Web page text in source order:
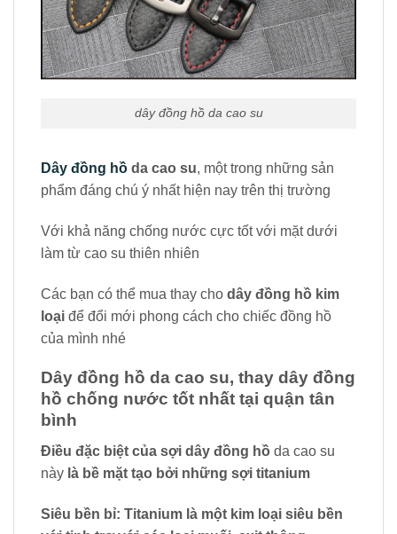
dây đồng hồ da cao su
Dây đồng hồ da cao su, một trong những sản
phẩm đáng chú ý nhất hiện nay trên thị trường
Với khả năng chống nước cực tốt với mặt dưới
làm từ cao su thiên nhiên
Các bạn có thể mua thay cho dây đồng hồ kim
loại để đổi mới phong cách cho chiếc đồng hồ
của mình nhé
Dây đồng hồ da cao su, thay dây đồng
hồ chống nước tốt nhất tại quận tân
bình
Điều đặc biệt của sợi dây đồng hồ da cao su
này là bề mặt tạo bởi những sợi titanium
Siêu bền bỉ: Titanium là một kim loại siêu bền